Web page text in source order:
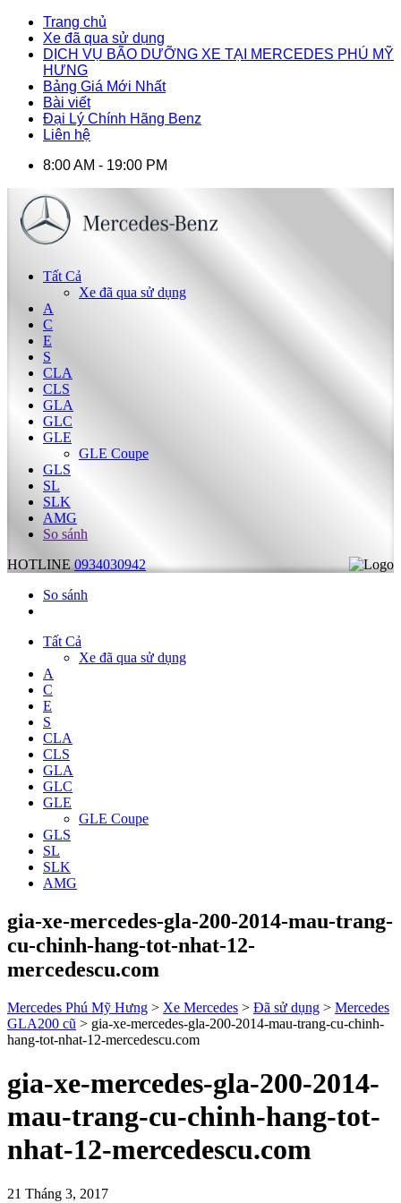
Trang chủ
Xe đã qua sử dụng
DỊCH VỤ BÃO DƯỠNG XE TẠI MERCEDES PHÚ MỸ
HƯNG
Bảng Giá Mới Nhất
Bài viết
Đại Lý Chính Hãng Benz
Liên hệ
8:00 AM - 19:00 PM
Tất Cả
Xe đã qua sử dụng
A
C
E
S
CLA
CLS
GLA
GLC
GLE
GLE Coupe
GLS
SL
SLK
AMG
So sánh
HOTLINE 0934030942
So sánh
Tất Cả
Xe đã qua sử dụng
A
C
E
S
CLA
CLS
GLA
GLC
GLE
GLE Coupe
GLS
SL
SLK
AMG
gia-xe-mercedes-gla-200-2014-mau-trang-
cu-chinh-hang-tot-nhat-12-
mercedescu.com
Mercedes Phú Mỹ Hưng > Xe Mercedes > Đã sử dụng > Mercedes
GLA200 cũ > gia-xe-mercedes-gla-200-2014-mau-trang-cu-chinh-
hang-tot-nhat-12-mercedescu.com
gia-xe-mercedes-gla-200-2014-
mau-trang-cu-chinh-hang-tot-
nhat-12-mercedescu.com
21 Tháng 3, 2017